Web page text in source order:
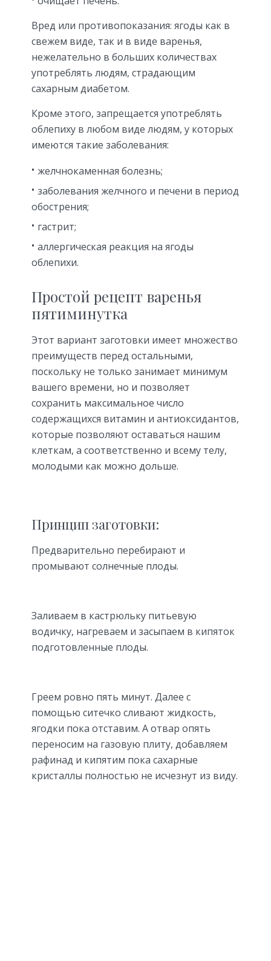
Вред или противопоказания: ягоды как в
свежем виде, так и в виде варенья,
нежелательно в больших количествах
употреблять людям, страдающим
сахарным диабетом.
Кроме этого, запрещается употреблять
облепиху в любом виде людям, у которых
имеются такие заболевания:
желчнокаменная болезнь;
заболевания желчного и печени в период
обострения;
гастрит;
аллергическая реакция на ягоды
облепихи.
Простой рецепт варенья
пятиминутка
Этот вариант заготовки имеет множество
преимуществ перед остальными,
поскольку не только занимает минимум
вашего времени, но и позволяет
сохранить максимальное число
содержащихся витамин и антиоксидантов,
которые позволяют оставаться нашим
клеткам, а соответственно и всему телу,
молодыми как можно дольше.
Принцип заготовки:
Предварительно перебирают и
промывают солнечные плоды.
Заливаем в кастрюльку питьевую
водичку, нагреваем и засыпаем в кипяток
подготовленные плоды.
Греем ровно пять минут. Далее с
помощью ситечко сливают жидкость,
ягодки пока отставим. А отвар опять
переносим на газовую плиту, добавляем
рафинад и кипятим пока сахарные
кристаллы полностью не исчезнут из виду.